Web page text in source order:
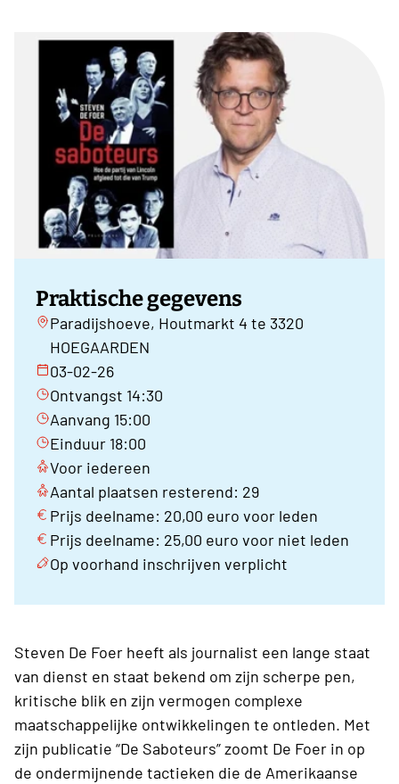
Praktische gegevens
Paradijshoeve, Houtmarkt 4 te 3320
HOEGAARDEN
03-02-26
Ontvangst 14:30
Aanvang 15:00
Einduur 18:00
Voor iedereen
Aantal plaatsen resterend: 29
Prijs deelname: 20,00 euro voor leden
Prijs deelname: 25,00 euro voor niet leden
Op voorhand inschrijven verplicht
Steven De Foer heeft als journalist een lange staat
van dienst en staat bekend om zijn scherpe pen,
kritische blik en zijn vermogen complexe
maatschappelijke ontwikkelingen te ontleden. Met
zijn publicatie “De Saboteurs” zoomt De Foer in op
de ondermijnende tactieken die de Amerikaanse